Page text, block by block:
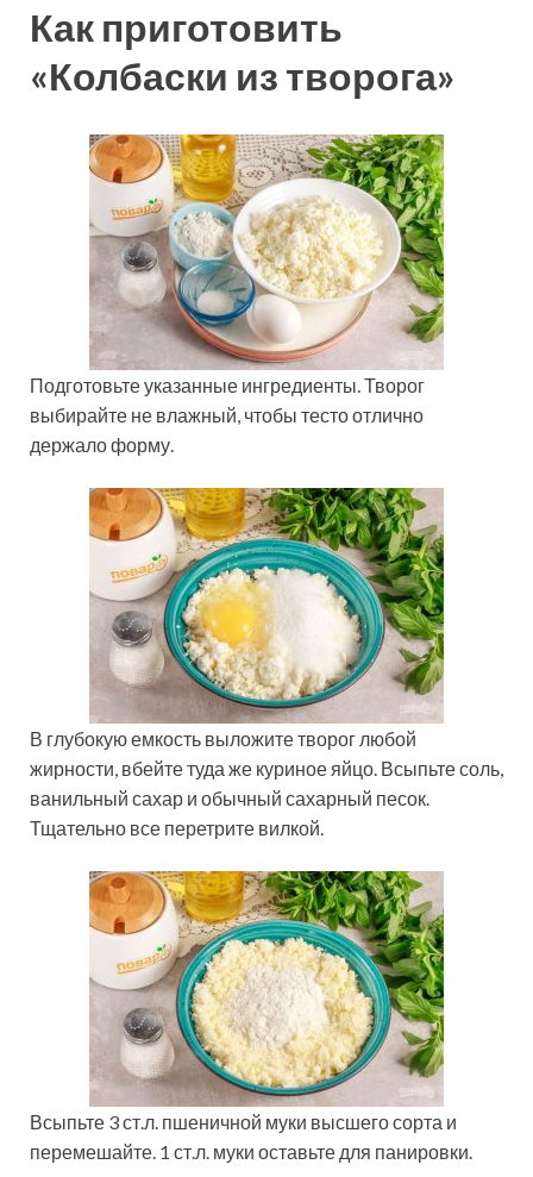
Как приготовить
«Колбаски из творога»
Подготовьте указанные ингредиенты. Творог
выбирайте не влажный, чтобы тесто отлично
держало форму.
В глубокую емкость выложите творог любой
жирности, вбейте туда же куриное яйцо. Всыпьте соль,
ванильный сахар и обычный сахарный песок.
Тщательно все перетрите вилкой.
Всыпьте 3 ст.л. пшеничной муки высшего сорта и
перемешайте. 1 ст.л. муки оставьте для панировки.